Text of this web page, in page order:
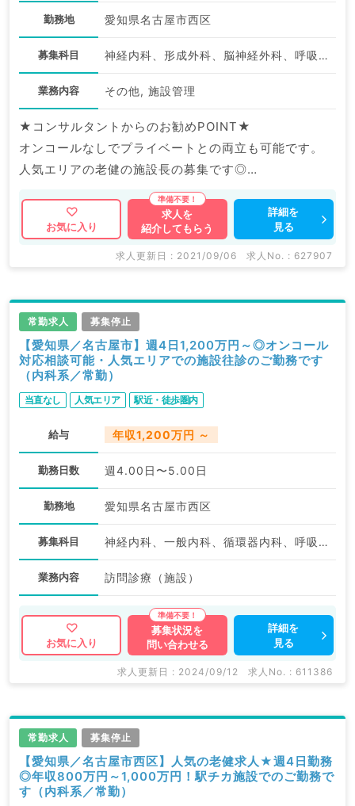
勤務地 愛知県名古屋市西区
募集科目 神経内科、形成外科、脳神経外科、呼吸器外科、心臓血管外科、泌尿器科、一般内科、循環器内科、呼吸器内科、消化器内科、内分泌・代謝内科、腎臓内科、老年内科、血液内科、外科系全般、一般外科、消化器外科、乳腺外科、膠原病科
業務内容 その他, 施設管理
★コンサルタントからのお勧めPOINT★
オンコールなしでプライベートとの両立も可能です。
人気エリアの老健の施設長の募集です◎
マイナビDOCTORでは病院やクリニックなどの医療機
関求人はもちろんのこと、
掲載情報以外にも産業医等の企業系求人も多数扱ってい
求人内容の詳細等はお気軽にお問合せ下さい。
お気に入り
求人を
紹介してもらう
詳細を
見る
求人更新日 : 2021/09/06 求人No. : 627907
常勤求人 募集停止
【愛知県／名古屋市】週4日1,200万円～◎オンコール
対応相談可能・人気エリアでの施設往診のご勤務です
（内科系／常勤）
当直なし 人気エリア 駅近・徒歩圏内
給与 年収1,200万円 ～
勤務日数 週4.00日〜5.00日
勤務地 愛知県名古屋市西区
募集科目 神経内科、一般内科、循環器内科、呼吸器内科、消化器内科、内分泌・代謝内科、腎臓内科、老年内科
業務内容 訪問診療（施設）
お気に入り
募集状況を
問い合わせる
詳細を
見る
求人更新日 : 2024/09/12 求人No. : 611386
常勤求人 募集停止
【愛知県／名古屋市西区】人気の老健求人★週4日勤務
◎年収800万円～1,000万円！駅チカ施設でのご勤務で
す（内科系／常勤）